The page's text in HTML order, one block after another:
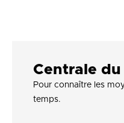
Centrale
Pour connaître les
temps.